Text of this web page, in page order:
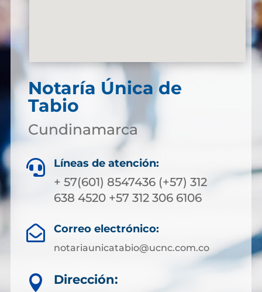
Notaría Única de
Tabio
Cundinamarca
 Líneas de atención:
+ 57(601) 8547436 (+57) 312
638 4520 +57 312 306 6106
 Correo electrónico:
notariaunicatabio@ucnc.com.co

Dirección: